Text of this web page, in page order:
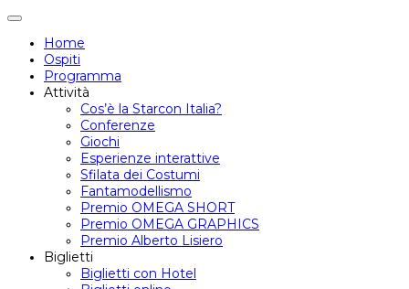
Attiva/disattiva
navigazione
Home
Ospiti
Programma
Attività
Cos’è la Starcon Italia?
Conferenze
Giochi
Esperienze interattive
Sfilata dei Costumi
Fantamodellismo
Premio OMEGA SHORT
Premio OMEGA GRAPHICS
Premio Alberto Lisiero
Biglietti
Biglietti con Hotel